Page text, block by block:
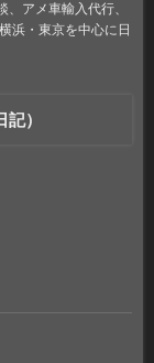
アメ車輸入代行、
浜・東京を中心に日
）